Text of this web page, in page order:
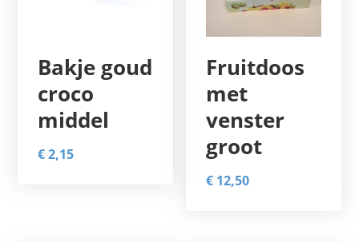
Bakje goud
croco
middel
€2,15
Fruitdoos
met
venster
groot
€ 12,50